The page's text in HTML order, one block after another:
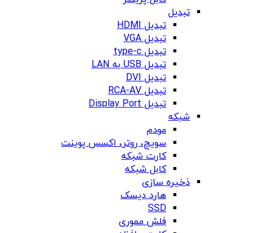
تبدیل
تبدیل HDMI
تبدیل VGA
تبدیل type-c
تبدیل USB به LAN
تبدیل DVI
تبدیل RCA-AV
تبدیل Display Port
شبکه
مودم
سویچ، روتر، اکسس پوینت
کارت شبکه
کابل شبکه
ذخیره سازی
هارد دیسک
SSD
فلش مموری